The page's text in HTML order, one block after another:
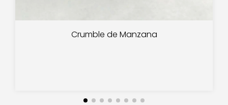
Crumble de Manzana